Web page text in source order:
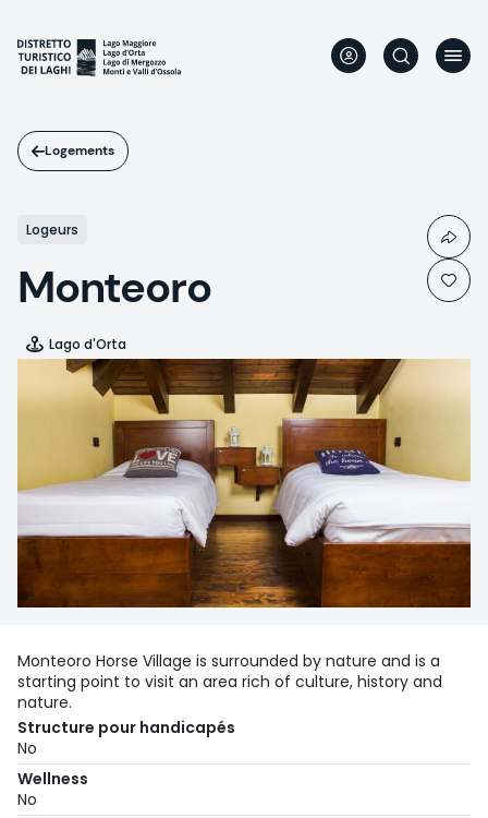
contenu
principal
Logements
Logeurs
Monteoro
Lago d'Orta
Monteoro Horse Village is surrounded by nature and is a
starting point to visit an area rich of culture, history and
nature.
Structure pour handicapés
No
Wellness
No